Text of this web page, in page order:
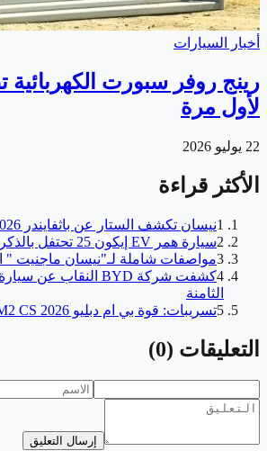
أخبار السيارات
رينج روفر سبورت الكهربائية
لأول مرة
22 يوليو 2026
الأكثر قراءة
1نيسان تكشف الستار عن باثفايندر 2026 فيس ليفت الجديدة
2سيارة همر EV إيكون 25 تحتفل بالذكرى الخامسة والعشرين
3مواصفات شاملة لـ"نيسان ماجنيت "
4
الثامنة
5تسريبات: قوة بي ام دبليو M2 CS 2026 ستكون هائلة
التعليقات (
0
)
إرسال التعليق